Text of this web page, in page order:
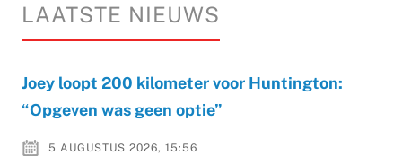
LAATSTE NIEUWS
Joey loopt 200 kilometer voor Huntington:
“Opgeven was geen optie”
5 AUGUSTUS 2026, 15:56